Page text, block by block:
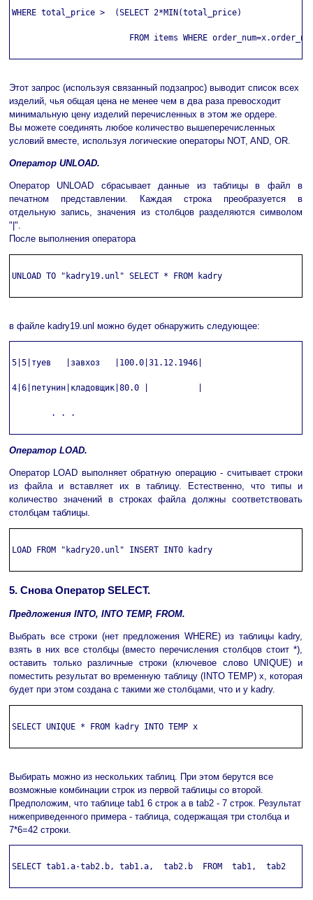
WHERE total_price >  (SELECT 2*MIN(total_price)
FROM items WHERE
Этот запрос (используя связанный подзапрос) выводит список всех
изделий, чья общая цена не менее чем в два раза превосходит
минимальную цену изделий перечисленных в этом же ордере.
Вы можете соединять любое количество вышеперечисленных
условий вместе, используя логические операторы NOT, AND, OR.
Оператор UNLOAD.
Оператор UNLOAD сбрасывает данные из таблицы в файл в
печатном представлении. Каждая строка преобразуется в
отдельную запись, значения из столбцов разделяются символом
"|".
После выполнения оператора
UNLOAD TO "kadry19.unl" SELECT * FROM kadry
в файле kadry19.unl можно будет обнаружить следующее:
5|5|туев   |завхоз   |100.0|31.12.1946|
4|6|петунин|кладовщик|80.0 |          |
        . . .
Оператор LOAD.
Оператор LOAD выполняет обратную операцию - считывает строки
из файла и вставляет их в таблицу. Естественно, что типы и
количество значений в строках файла должны соответствовать
столбцам таблицы.
LOAD FROM "kadry20.unl" INSERT INTO kadry
5. Снова Оператор SELECT.
Предложения INTO, INTO TEMP, FROM.
Выбрать все строки (нет предложения WHERE) из таблицы kadry,
взять в них все столбцы (вместо перечисления столбцов стоит *),
оставить только различные строки (ключевое слово UNIQUE) и
поместить результат во временную таблицу (INTO TEMP) x, которая
будет при этом создана с такими же столбцами, что и у kadry.
SELECT UNIQUE * FROM kadry INTO TEMP x
Выбирать можно из нескольких таблиц. При этом берутся все
возможные комбинации строк из первой таблицы со второй.
Предположим, что таблице tab1 6 строк а в tab2 - 7 строк. Результат
нижеприведенного примера - таблица, содержащая три столбца и
7*6=42 строки.
SELECT tab1.a-tab2.b, tab1.a,  tab2.b  FROM  tab1,  tab2